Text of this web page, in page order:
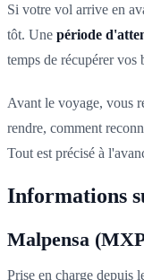
Si votre vol arrive en
tôt. Une période
temps de récupérer vos
Avant le voyage, vous
rendre, comment
Tout est précisé à
Informations
Malpensa
Prise en charge depuis